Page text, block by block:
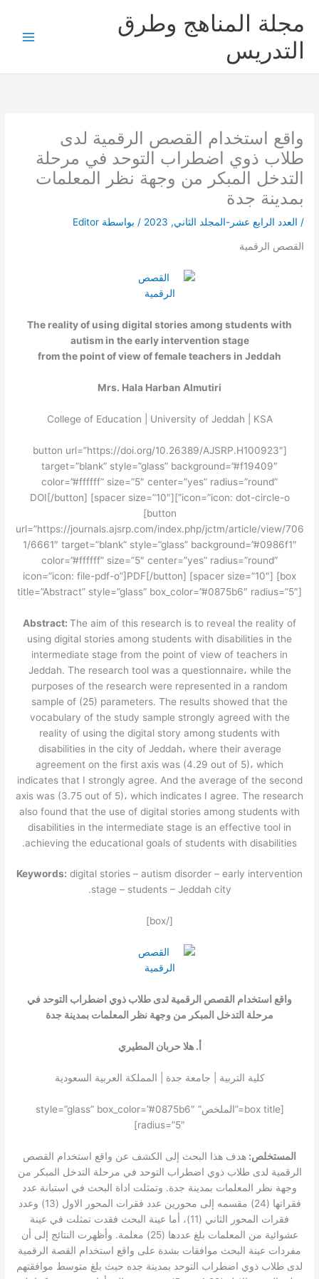
المحتوى
مجلة المناهج وطرق
التدريس
واقع استخدام القصص الرقمية لدى
طلاب ذوي اضطراب التوحد في مرحلة
التدخل المبكر من وجهة نظر المعلمات
بمدينة جدة
/ العدد الرابع عشر-المجلد الثاني,
2023 / بواسطة Editor
القصص الرقمية
The reality of using digital stories among students with
autism in the early intervention stage
from the point of view of female teachers in Jeddah
Mrs. Hala Harban Almutiri
College of Education | University of Jeddah | KSA
[button url=”https://doi.org/10.26389/AJSRP.H100923″
target=”blank” style=”glass” background=”#f19409″
color=”#ffffff” size=”5″ center=”yes” radius=”round”
icon=”icon: dot-circle-o”]DOI[/button] [spacer size=”10″]
[button
url=”https://journals.ajsrp.com/index.php/jctm/article/view/706
1/6661″ target=”blank” style=”glass” background=”#0986f1″
color=”#ffffff” size=”5″ center=”yes” radius=”round”
icon=”icon: file-pdf-o”]PDF[/button] [spacer size=”10″] [box
title=”Abstract” style=”glass” box_color=”#0875b6″ radius=”5″]
Abstract: The aim of this research is to reveal the reality of
using digital stories among students with disabilities in the
intermediate stage from the point of view of teachers in
Jeddah. The research tool was a questionnaire، while the
purposes of the research were represented in a random
sample of (25) parameters. The results showed that the
vocabulary of the study sample strongly agreed with the
reality of using the digital story among students with
disabilities in the city of Jeddah، where their average
agreement on the first axis was (4.29 out of 5)، which
indicates that I strongly agree. And the average of the second
axis was (3.75 out of 5)، which indicates I agree. The research
also found that the use of digital stories among students with
disabilities in the intermediate stage is an effective tool in
achieving the educational goals of students with disabilities.
Keywords: digital stories – autism disorder – early intervention
stage – students – Jeddah city.
[/box]
واقع استخدام القصص الرقمية لدى طلاب ذوي اضطراب التوحد في
مرحلة التدخل المبكر من وجهة نظر المعلمات بمدينة جدة
أ. هلا حربان المطيري
كلية التربية | جامعة جدة | المملكة العربية السعودية
[box title=”الملخص” style=”glass” box_color=”#0875b6″
radius=”5″]
المستخلص: هدف هذا البحث إلى الكشف عن واقع استخدام القصص
الرقمية لدى طلاب ذوي اضطراب التوحد في مرحلة التدخل المبكر من
وجهة نظر المعلمات بمدينة جدة. وتمثلت اداة البحث في استبانة عدد
فقراتها (24) مقسمه إلى محورين عدد فقرات المحور الاول (13) وعدد
فقرات المحور الثاني (11)، أما عينة البحث فقدت تمثلت في عينة
عشوائية من المعلمات بلغ عددها (25) معلمة. وأظهرت النتائج إلى أن
مفردات عينة البحث موافقات بشدة على واقع استخدام القصة الرقمية
لدى طلاب ذوي اضطراب التوحد بمدينة جده حيث بلغ متوسط موافقتهم